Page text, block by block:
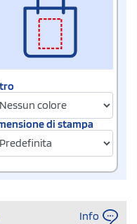
di stampa
Info